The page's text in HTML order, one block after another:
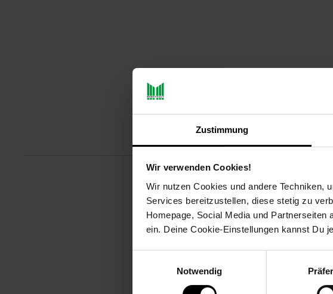
Zustimmung
Wir verwenden Cookies!
Wir nutzen Cookies und andere Techniken,
Services bereitzustellen, diese stetig zu
Homepage, Social Media und Partnerseiten
ein. Deine Cookie-Einstellungen kannst Du
Notwendig
Produktbeschreibung
Die VX231V WiFi 6 Internet Box von TP-Link
Geschwindigkeiten von 1,8 Gbit/s, aufgeteilt in
Router schnelles Streaming, Downloads und
EAN: 4895252500103